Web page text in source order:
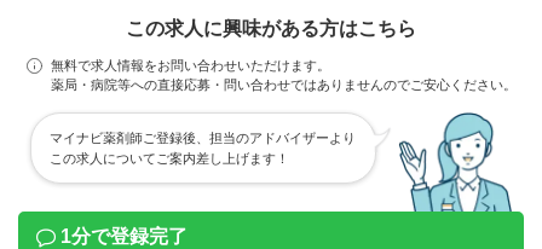
この求人に興味がある方はこちら
無料で求人情報をお問い合わせいただけます。
薬局・病院等への直接応募・問い合わせではありませんのでご安心ください。
マイナビ薬剤師ご登録後、担当のアドバイザーより
この求人についてご案内差し上げます！
1分で登録完了